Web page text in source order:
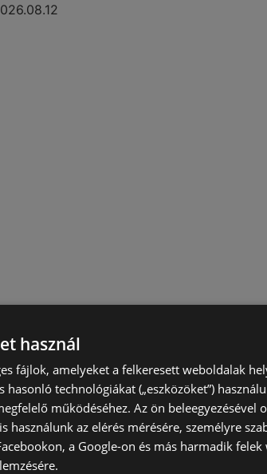
használ
fájlok, amelyeket a felkeresett weboldalak
hasonló technológiákat („eszközöket”)
működéséhez. Az ön beleegyezésével
használunk az elérés mérésére, személyre
a Google-on és más harmadik